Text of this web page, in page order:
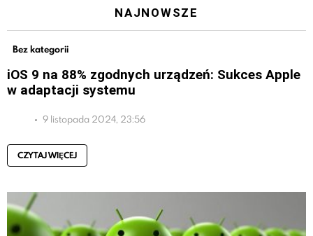
NAJNOWSZE
Bez kategorii
iOS 9 na 88% zgodnych urządzeń: Sukces Apple
w adaptacji systemu
9 listopada 2024, 23:56
CZYTAJ WIĘCEJ